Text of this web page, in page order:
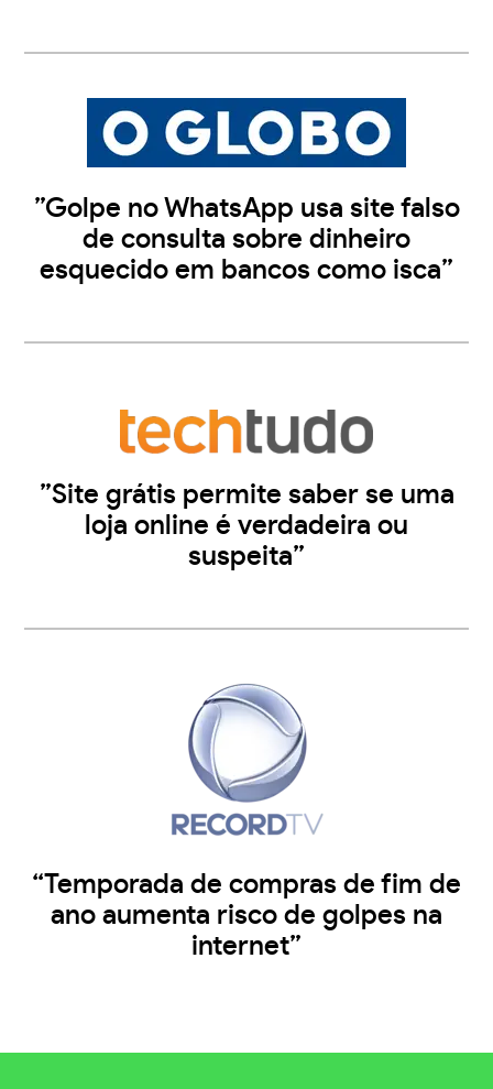
”Golpe no WhatsApp usa site falso
de consulta sobre dinheiro
esquecido em bancos como isca”
”Site grátis permite saber se uma
loja online é verdadeira ou
suspeita”
“Temporada de compras de fim de
ano aumenta risco de golpes na
internet”